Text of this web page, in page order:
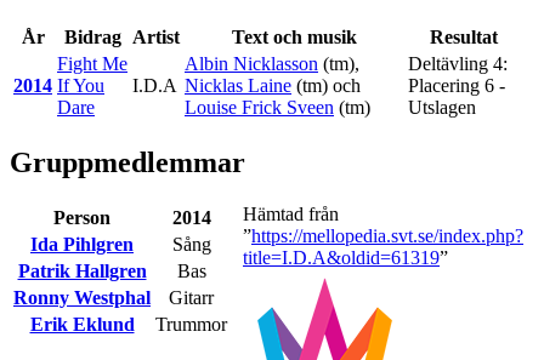
År Bidrag Artist Text och musik Resultat
2014
Fight Me
If You
Dare
I.D.A
Albin Nicklasson (tm),
Nicklas Laine (tm) och
Louise Frick Sveen (tm)
Deltävling 4:
Placering 6 -
Utslagen
Gruppmedlemmar
Person
2014
Ida Pihlgren
Sång
Patrik Hallgren
Bas
Ronny Westphal
Gitarr
Erik Eklund
Trummor
Hämtad från
”https://mellopedia.svt.se/index.php?
title=I.D.A&oldid=61319”